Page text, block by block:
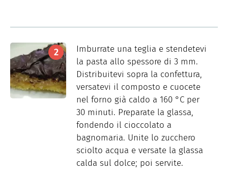
Imburrate una teglia e stendetevi
la pasta allo spessore di 3 mm.
Distribuitevi sopra la confettura,
versatevi il composto e cuocete
nel forno già caldo a 160 °C per
30 minuti. Preparate la glassa,
fondendo il cioccolato a
bagnomaria. Unite lo zucchero
sciolto acqua e versate la glassa
calda sul dolce; poi servite.